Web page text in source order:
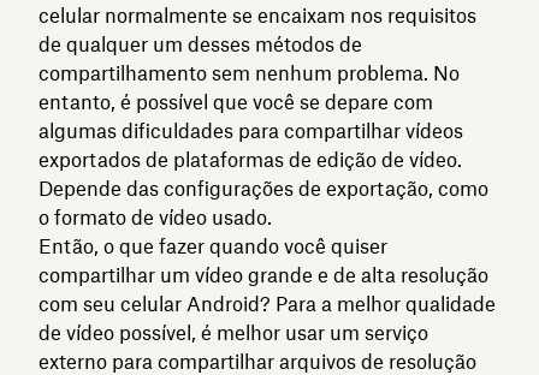
celular normalmente se encaixam nos requisitos
de qualquer um desses métodos de
compartilhamento sem nenhum problema. No
entanto, é possível que você se depare com
algumas dificuldades para compartilhar vídeos
exportados de plataformas de edição de vídeo.
Depende das configurações de exportação, como
o formato de vídeo usado.
Então, o que fazer quando você quiser
compartilhar um vídeo grande e de alta resolução
com seu celular Android? Para a melhor qualidade
de vídeo possível, é melhor usar um serviço
externo para compartilhar arquivos de resolução